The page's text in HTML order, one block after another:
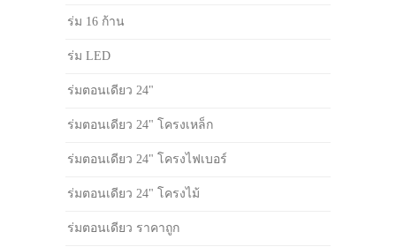
ร่ม 16 ก้าน
ร่ม LED
ร่มตอนเดียว 24"
ร่มตอนเดียว 24" โครงเหล็ก
ร่มตอนเดียว 24" โครงไฟเบอร์
ร่มตอนเดียว 24" โครงไม้
ร่มตอนเดียว ราคาถูก